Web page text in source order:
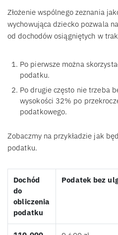
Złożenie wspólnego zeznania
wychowująca dziecko pozwala
od dochodów osiągniętych w
Po pierwsze można
podatku.
Po drugie często nie trzeba
wysokości 32% po
podatkowego.
Zobaczmy na przykładzie jak
podatku.
Dochód
do
obliczenia
podatku
Podatek bez